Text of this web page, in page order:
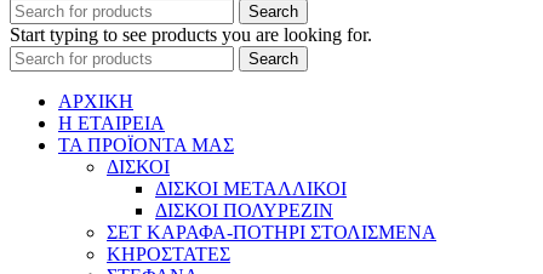
Search
Start typing to see products you are looking for.
Search
ΑΡΧΙΚΗ
Η ΕΤΑΙΡΕΙΑ
ΤΑ ΠΡΟΪΟΝΤΑ ΜΑΣ
ΔΙΣΚΟΙ
ΔΙΣΚΟΙ ΜΕΤΑΛΛΙΚΟΙ
ΔΙΣΚΟΙ ΠΟΛΥΡΕΖΙΝ
ΣΕΤ ΚΑΡΑΦΑ-ΠΟΤΗΡΙ ΣΤΟΛΙΣΜΕΝΑ
ΚΗΡΟΣΤΑΤΕΣ